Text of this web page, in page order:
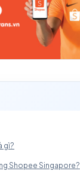
gì?
Shopee Singapore?